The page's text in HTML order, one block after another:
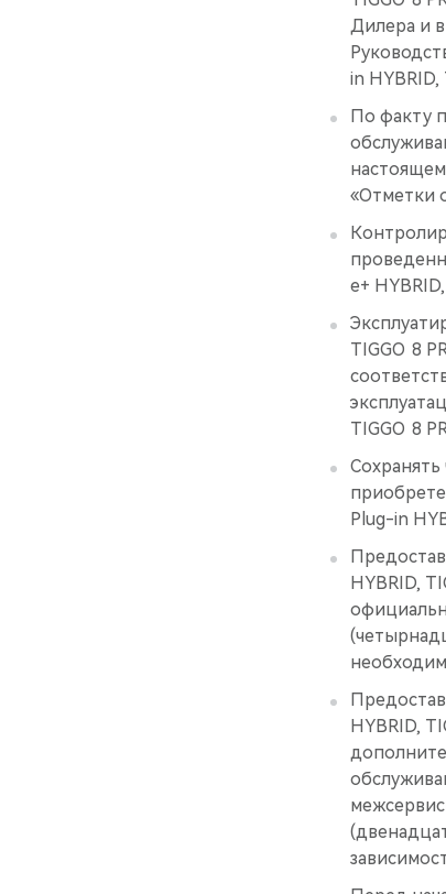
Дилера и
in
По факту
«Отметки
е+
TIGGO 8
TIGGO 8
Сохранять
Plug-in
HYBRID,
HYBRID,